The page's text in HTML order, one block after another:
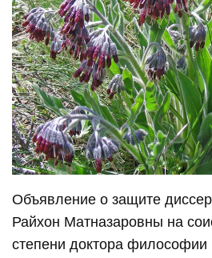
Объявление о защите
Райхон Матназаровны на
степени доктора философии